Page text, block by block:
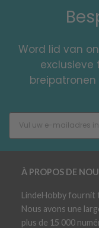
Word lid van
À PROPOS DE
LindeHobby fournit
Nous avons une
plus de 15 000